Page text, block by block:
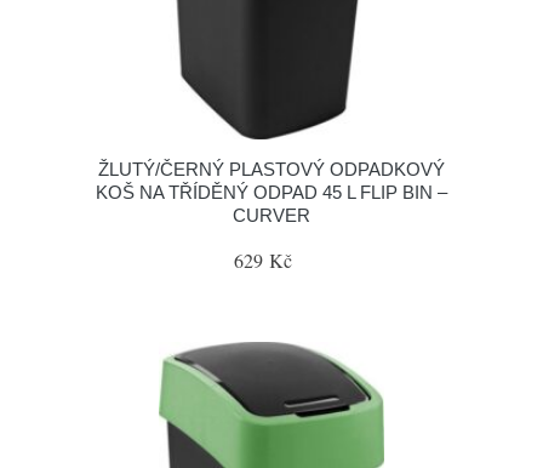
ŽLUTÝ/ČERNÝ PLASTOVÝ ODPADKOVÝ
KOŠ NA TŘÍDĚNÝ ODPAD 45 L FLIP BIN –
CURVER
629 Kč